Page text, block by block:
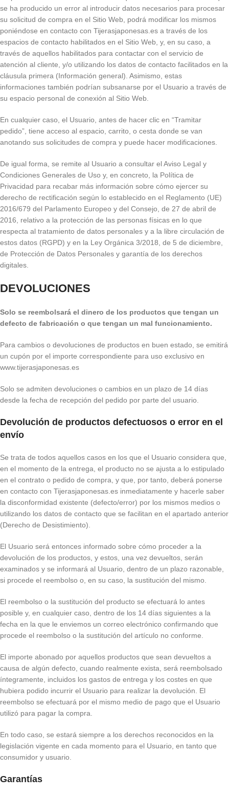
se ha producido un error al introducir datos necesarios para procesar
su solicitud de compra en el Sitio Web, podrá modificar los mismos
poniéndose en contacto con Tijerasjaponesas.es a través de los
espacios de contacto habilitados en el Sitio Web, y, en su caso, a
través de aquellos habilitados para contactar con el servicio de
atención al cliente, y/o utilizando los datos de contacto facilitados en la
cláusula primera (Información general). Asimismo, estas
informaciones también podrían subsanarse por el Usuario a través de
su espacio personal de conexión al Sitio Web.
En cualquier caso, el Usuario, antes de hacer clic en “Tramitar
pedido”, tiene acceso al espacio, carrito, o cesta donde se van
anotando sus solicitudes de compra y puede hacer modificaciones.
De igual forma, se remite al Usuario a consultar el Aviso Legal y
Condiciones Generales de Uso y, en concreto, la Política de
Privacidad para recabar más información sobre cómo ejercer su
derecho de rectificación según lo establecido en el Reglamento (UE)
2016/679 del Parlamento Europeo y del Consejo, de 27 de abril de
2016, relativo a la protección de las personas físicas en lo que
respecta al tratamiento de datos personales y a la libre circulación de
estos datos (RGPD) y en la Ley Orgánica 3/2018, de 5 de diciembre,
de Protección de Datos Personales y garantía de los derechos
digitales.
DEVOLUCIONES
Solo se reembolsará el dinero de los productos que tengan un
defecto de fabricación o que tengan un mal funcionamiento.
Para cambios o devoluciones de productos en buen estado, se emitirá
un cupón por el importe correspondiente para uso exclusivo en
www.tijerasjaponesas.es
Solo se admiten devoluciones o cambios en un plazo de 14 días
desde la fecha de recepción del pedido por parte del usuario.
Devolución de productos defectuosos o error en el
envío
Se trata de todos aquellos casos en los que el Usuario considera que,
en el momento de la entrega, el producto no se ajusta a lo estipulado
en el contrato o pedido de compra, y que, por tanto, deberá ponerse
en contacto con Tijerasjaponesas.es inmediatamente y hacerle saber
la disconformidad existente (defecto/error) por los mismos medios o
utilizando los datos de contacto que se facilitan en el apartado anterior
(Derecho de Desistimiento).
El Usuario será entonces informado sobre cómo proceder a la
devolución de los productos, y estos, una vez devueltos, serán
examinados y se informará al Usuario, dentro de un plazo razonable,
si procede el reembolso o, en su caso, la sustitución del mismo.
El reembolso o la sustitución del producto se efectuará lo antes
posible y, en cualquier caso, dentro de los 14 días siguientes a la
fecha en la que le enviemos un correo electrónico confirmando que
procede el reembolso o la sustitución del artículo no conforme.
El importe abonado por aquellos productos que sean devueltos a
causa de algún defecto, cuando realmente exista, será reembolsado
íntegramente, incluidos los gastos de entrega y los costes en que
hubiera podido incurrir el Usuario para realizar la devolución. El
reembolso se efectuará por el mismo medio de pago que el Usuario
utilizó para pagar la compra.
En todo caso, se estará siempre a los derechos reconocidos en la
legislación vigente en cada momento para el Usuario, en tanto que
consumidor y usuario.
Garantías